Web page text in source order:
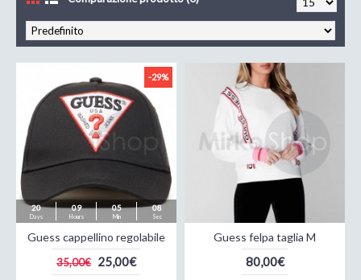
-29%
20
Days
09
Hours
05
Min
08
Sec
Guess cappellino regolabile
35,00€ 25,00€
Guess felpa taglia M
80,00€